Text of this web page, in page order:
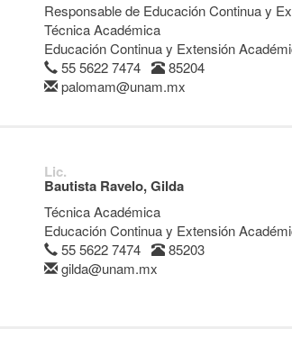
Responsable de Educación Continua y
Técnica Académica
Educación Continua y Extensión
55 5622 7474
85204
palomam@unam.mx
Lic.
Bautista Ravelo, Gilda
Técnica Académica
Educación Continua y Extensión
55 5622 7474
85203
gilda@unam.mx